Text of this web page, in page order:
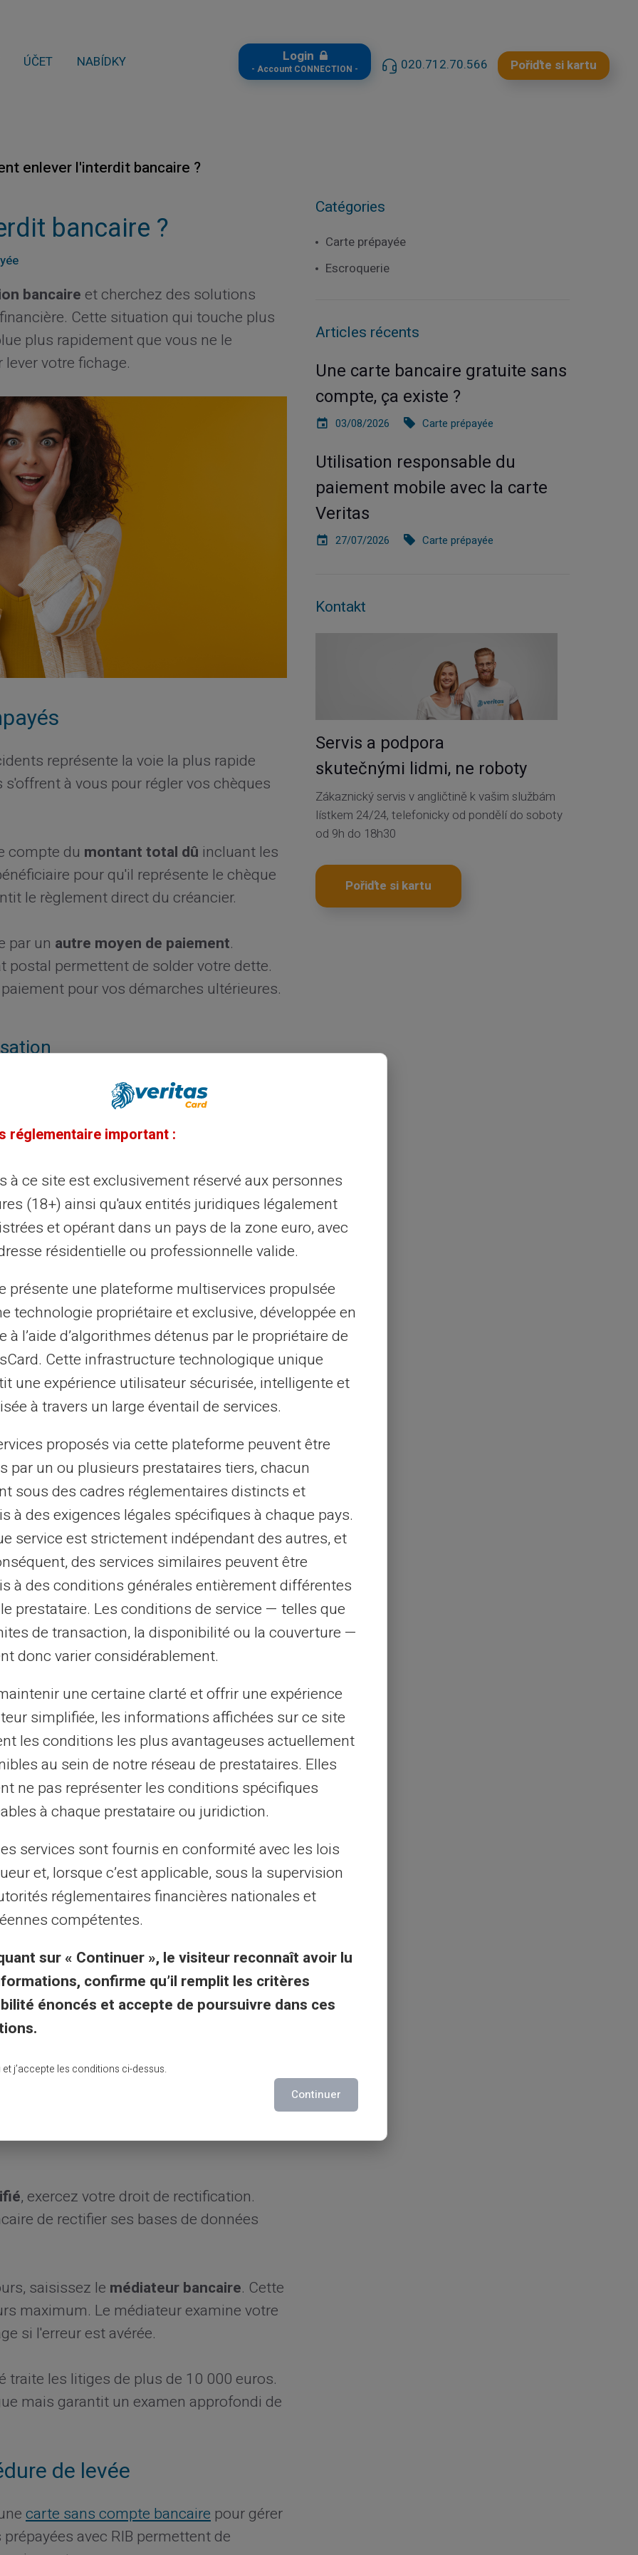
ÚČET NABÍDKY Login
- Account CONNECTION - 020.712.70.566 Pořiďte si kartu
enlever l'interdit bancaire ?
bancaire ?
bancaireet cherchez des solutions
Cette situation qui touche plus
plus rapidement que vous ne le
votre fichage.
représente la voie la plus rapide
à vous pour régler vos chèques
compte du montant total dû incluant les
pour qu'il représente le chèque
le règlement direct du créancier.
par un autre moyen de paiement.
postal permettent de solder votre dette.
pour vos démarches ultérieures.
vous remettre lechèque original
votre régularisation auprès de
à votre établissement bancaire. Votre
lance la procédure de défichage auprès
abusif
non régularisé depuis plus de 60 jours,
compte. Le versement doit couvrir le
si vous ne pouvez pas tout
souvent des remboursements
clôture du compte.
plan respecté, la banque transmet
défichage intervient sous10 jours
impayés, remboursez l'intégralité de vos
et les pénalités doivent être
du fichage. Un établissement
un seul prêt avec des mensualités
être réalisée par la banque qui
directement l'établissement
essentielles
banque a bientransmis l'informationà la
avec accusé de réception formalise
de France avec votre pièce d'identité
vérifie immédiatement votre
votre dossier est complet.
, exercez votre droit de rectification.
de rectifier ses bases de données
saisissez le médiateur bancaire. Cette
maximum. Le médiateur examine votre
si l'erreur est avérée.
traite les litiges de plus de 10 000 euros.
mais garantit un examen approfondi de
de levée
carte sans compte bancaire pour gérer
avec RIB permettent de
Catégories
Carte prépayée
Escroquerie
Articles récents
Une carte bancaire gratuite sans
compte, ça existe ?
03/08/2026 Carte prépayée
Utilisation responsable du
paiement mobile avec la carte
Veritas
27/07/2026 Carte prépayée
Kontakt
Servis a podpora
skutečnými lidmi, ne roboty
Zákaznický servis v angličtině k vašim službám
lístkem 24/24, telefonicky od pondělí do soboty
od 9h do 18h30
Pořiďte si kartu
réglementaire important :
à ce site est exclusivement réservé aux personnes
(18+) ainsi qu'aux entités juridiques légalement
et opérant dans un pays de la zone euro, avec
résidentielle ou professionnelle valide.
présente une plateforme multiservices propulsée
technologie propriétaire et exclusive, développée en
à l’aide d’algorithmes détenus par le propriétaire de
Cette infrastructure technologique unique
une expérience utilisateur sécurisée, intelligente et
à travers un large éventail de services.
proposés via cette plateforme peuvent être
par un ou plusieurs prestataires tiers, chacun
sous des cadres réglementaires distincts et
à des exigences légales spécifiques à chaque pays.
service est strictement indépendant des autres, et
des services similaires peuvent être
à des conditions générales entièrement différentes
prestataire. Les conditions de service — telles que
de transaction, la disponibilité ou la couverture —
donc varier considérablement.
une certaine clarté et offrir une expérience
simplifiée, les informations affichées sur ce site
les conditions les plus avantageuses actuellement
au sein de notre réseau de prestataires. Elles
ne pas représenter les conditions spécifiques
à chaque prestataire ou juridiction.
services sont fournis en conformité avec les lois
et, lorsque c’est applicable, sous la supervision
réglementaires financières nationales et
compétentes.
sur « Continuer », le visiteur reconnaît avoir lu
confirme qu’il remplit les critères
énoncés et accepte de poursuivre dans ces
et j’accepte les conditions ci-dessus.
Continuer